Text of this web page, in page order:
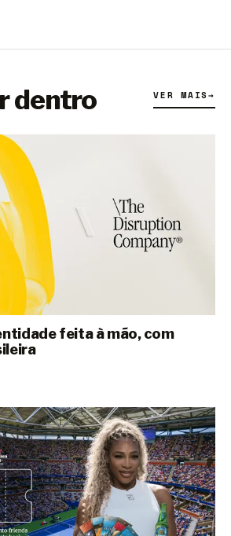
dentro VER MAIS→
feita à mão, com